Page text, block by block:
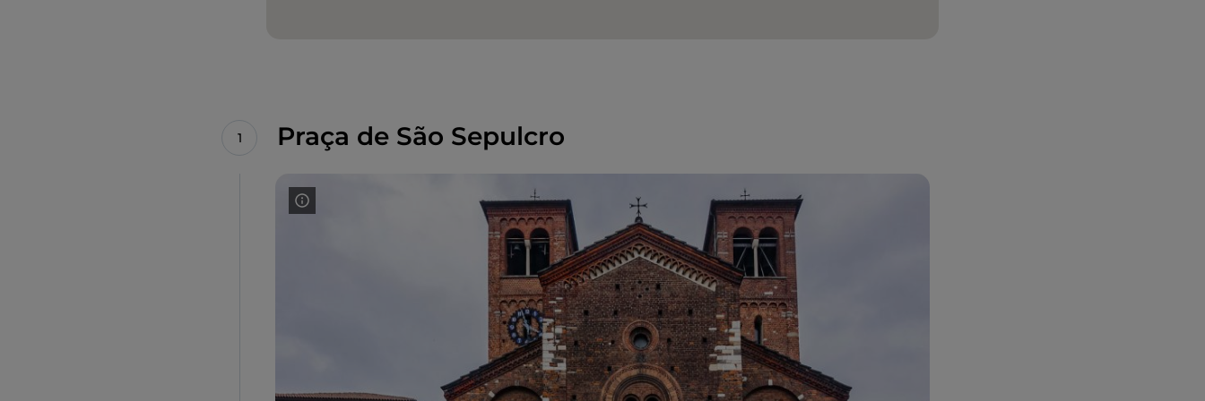
Praça de São Sepulcro